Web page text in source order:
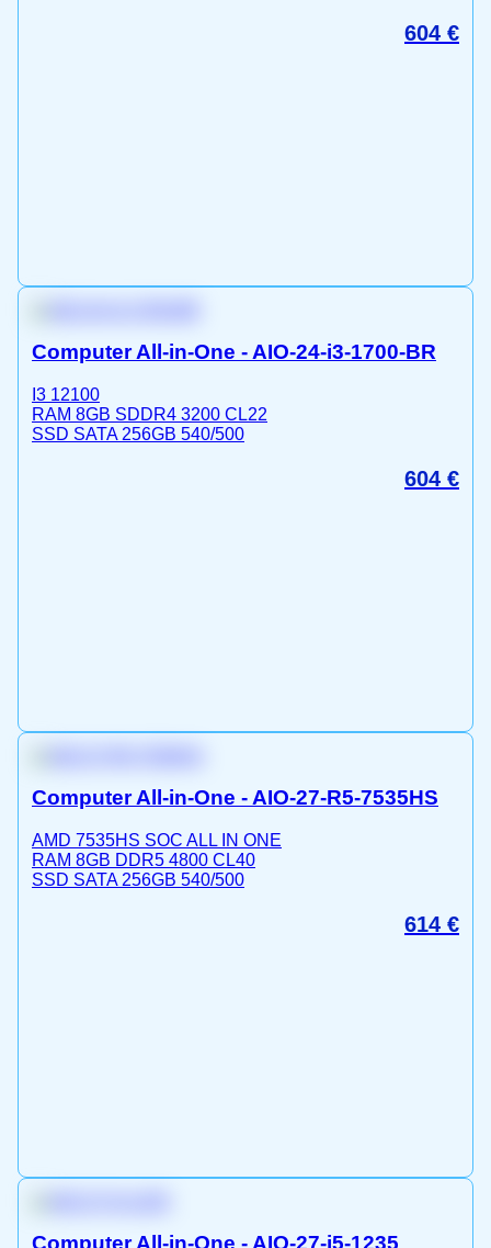
604 €
Computer All-in-One - AIO-24-i3-1700-BR
I3 12100
RAM 8GB SDDR4 3200 CL22
SSD SATA 256GB 540/500
604 €
Computer All-in-One - AIO-27-R5-7535HS
AMD 7535HS SOC ALL IN ONE
RAM 8GB DDR5 4800 CL40
SSD SATA 256GB 540/500
614 €